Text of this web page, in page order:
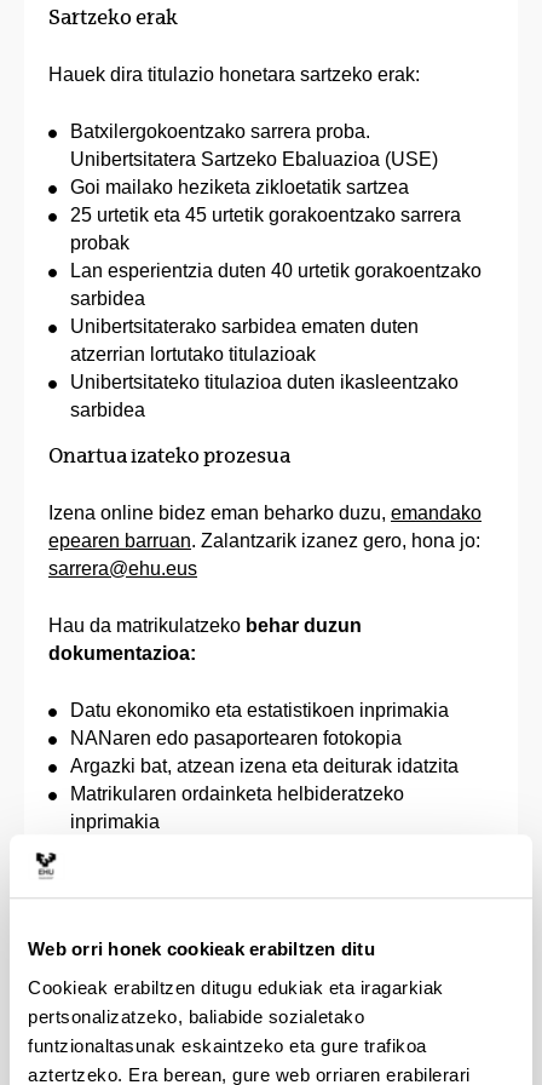
Web orri honek cookieak erabiltzen ditu
Cookieak erabiltzen ditugu edukiak eta iragarkiak
pertsonalizatzeko, baliabide sozialetako
funtzionaltasunak eskaintzeko eta gure trafikoa
aztertzeko. Era berean, gure web orriaren erabilerari
Sartzeko erak
Hauek dira titulazio honetara sartzeko erak:
Batxilergokoentzako sarrera proba.
Unibertsitatera Sartzeko Ebaluazioa (USE)
Goi mailako heziketa zikloetatik sartzea
25 urtetik eta 45 urtetik gorakoentzako sarrera
probak
Lan esperientzia duten 40 urtetik gorakoentzako
sarbidea
Unibertsitaterako sarbidea ematen duten
atzerrian lortutako titulazioak
Unibertsitateko titulazioa duten ikasleentzako
sarbidea
Onartua izateko prozesua
Izena online bidez eman beharko duzu, emandako
epearen barruan. Zalantzarik izanez gero, hona jo:
sarrera@ehu.eus
Hau da matrikulatzeko behar duzun
dokumentazioa:
Datu ekonomiko eta estatistikoen inprimakia
NANaren edo pasaportearen fotokopia
Argazki bat, atzean izena eta deiturak idatzita
Matrikularen ordainketa helbideratzeko
inprimakia
ordaintzeko eskubidea egiaztatzen duen agiria,
ordaindu beharreko prezioak finkatzeko Eusko
Jaurlaritzak onartzen duen aginduaren arabera
(desgaituak, familia ugariak, terrorismoko
biktimak, genero indarkeriako biktimak edo
bestelako kasuak, Prezio Publikoen Aginduak